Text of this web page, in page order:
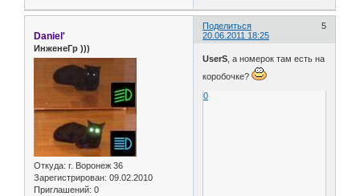
Поделиться
5
20.06.2011 18:25
Daniel'
ИнженеГр )))
Откуда: г. Воронеж 36
Зарегистрирован: 09.02.2010
Приглашений: 0
UserS, а номерок там есть на
коробочке?
0